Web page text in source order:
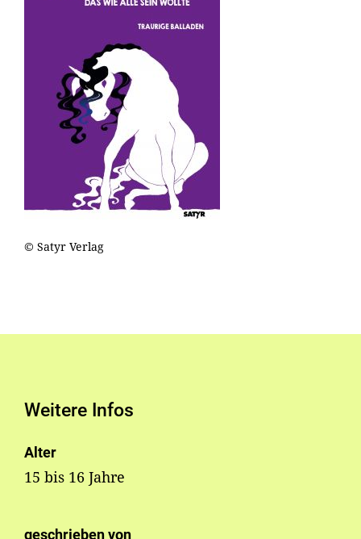
© Satyr Verlag
Weitere Infos
Alter
15 bis 16 Jahre
geschrieben von